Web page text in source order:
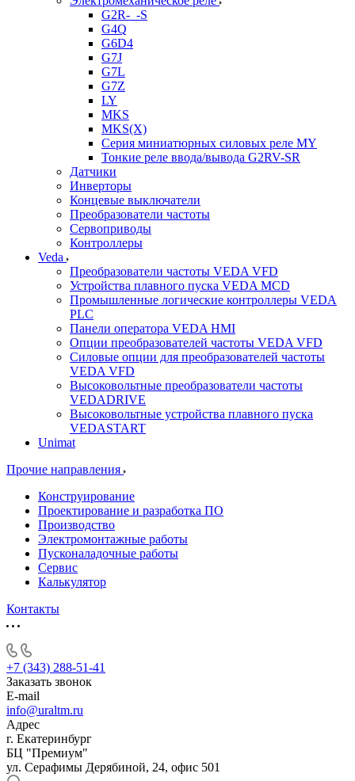
G2R-_-S
G4Q
G6D4
G7J
G7L
G7Z
LY
MKS
MKS(X)
Серия миниатюрных силовых реле MY
Тонкие реле ввода/вывода G2RV-SR
Датчики
Инверторы
Концевые выключатели
Преобразователи частоты
Сервоприводы
Контроллеры
Veda
Преобразователи частоты VEDA VFD
Устройства плавного пуска VEDA MCD
Промышленные логические контроллеры VEDA
PLC
Панели оператора VEDA HMI
Опции преобразователей частоты VEDA VFD
Силовые опции для преобразователей частоты
VEDA VFD
Высоковольтные преобразователи частоты
VEDADRIVE
Высоковольтные устройства плавного пуска
VEDASTART
Unimat
Прочие направления
Конструирование
Проектирование и разработка ПО
Производство
Электромонтажные работы
Пусконаладочные работы
Сервис
Калькулятор
Контакты
+7 (343) 288-51-41
Заказать звонок
E-mail
info@uraltm.ru
Адрес
г. Екатеринбург
БЦ "Премиум"
ул. Серафимы Дерябиной, 24, офис 501